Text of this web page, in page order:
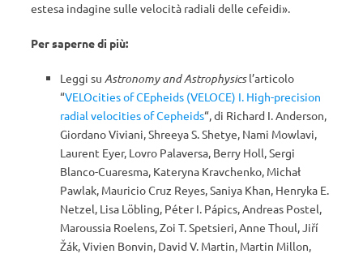
estesa indagine sulle velocità radiali delle cefeidi».
Per saperne di più:
Leggi su Astronomy and Astrophysicsl’articolo
“VELOcities of CEpheids (VELOCE) I. High-precision
radial velocities of Cepheids“, di Richard I. Anderson,
Giordano Viviani, Shreeya S. Shetye, Nami Mowlavi,
Laurent Eyer, Lovro Palaversa, Berry Holl, Sergi
Blanco-Cuaresma, Kateryna Kravchenko, Michał
Pawlak, Mauricio Cruz Reyes, Saniya Khan, Henryka E.
Netzel, Lisa Löbling, Péter I. Pápics, Andreas Postel,
Maroussia Roelens, Zoi T. Spetsieri, Anne Thoul, Jiří
Žák, Vivien Bonvin, David V. Martin, Martin Millon,